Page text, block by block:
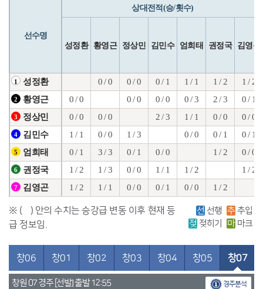
선수명
상대전적(승/횟수)
성정환 황영근 정상민 김민수 엄희태 권정국 김영곤
1 성정환 0 / 0 0 / 0 0 / 1 1 / 1 1 / 2 1 / 2
2 황영근 0 / 0 0 / 0 0 / 0 0 / 3 2 / 3 0 / 1
3 정상민 0 / 0 0 / 0 2 / 3 1 / 1 0 / 0 0 / 0
4 김민수 1 / 1 0 / 0 1 / 3 0 / 0 0 / 1 0 / 1
5 엄희태 0 / 1 3 / 3 0 / 1 0 / 0 1 / 2 0 / 0
6 권정국 1 / 2 1 / 3 0 / 0 1 / 1 1 / 2 1 / 2
7 김영곤 1 / 2 1 / 1 0 / 0 0 / 1 0 / 0 1 / 2
※ ( ) 안의 수치는 승강급 변동 이후 현재 등
급 정보임.
선 선행 추 추입
젖 젖히기 마 마크
창06 창01 창02 창03 창04 창05 창07
창원 07 경주 [선발] 출발 12:55 경주분석